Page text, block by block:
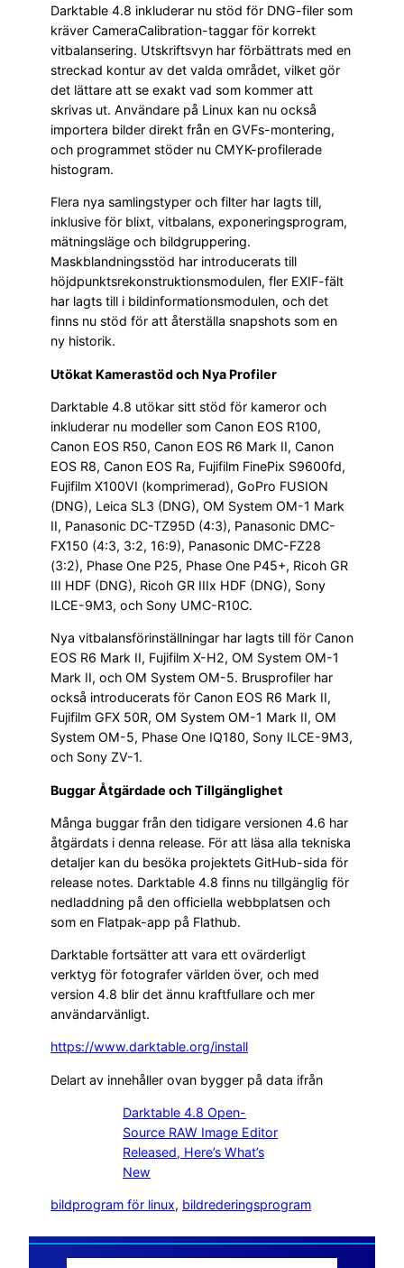
Darktable 4.8 inkluderar nu stöd för DNG-filer som
kräver CameraCalibration-taggar för korrekt
vitbalansering. Utskriftsvyn har förbättrats med en
streckad kontur av det valda området, vilket gör
det lättare att se exakt vad som kommer att
skrivas ut. Användare på Linux kan nu också
importera bilder direkt från en GVFs-montering,
och programmet stöder nu CMYK-profilerade
histogram.
Flera nya samlingstyper och filter har lagts till,
inklusive för blixt, vitbalans, exponeringsprogram,
mätningsläge och bildgruppering.
Maskblandningsstöd har introducerats till
höjdpunktsrekonstruktionsmodulen, fler EXIF-fält
har lagts till i bildinformationsmodulen, och det
finns nu stöd för att återställa snapshots som en
ny historik.
Utökat Kamerastöd och Nya Profiler
Darktable 4.8 utökar sitt stöd för kameror och
inkluderar nu modeller som Canon EOS R100,
Canon EOS R50, Canon EOS R6 Mark II, Canon
EOS R8, Canon EOS Ra, Fujifilm FinePix S9600fd,
Fujifilm X100VI (komprimerad), GoPro FUSION
(DNG), Leica SL3 (DNG), OM System OM-1 Mark
II, Panasonic DC-TZ95D (4:3), Panasonic DMC-
FX150 (4:3, 3:2, 16:9), Panasonic DMC-FZ28
(3:2), Phase One P25, Phase One P45+, Ricoh GR
III HDF (DNG), Ricoh GR IIIx HDF (DNG), Sony
ILCE-9M3, och Sony UMC-R10C.
Nya vitbalansförinställningar har lagts till för Canon
EOS R6 Mark II, Fujifilm X-H2, OM System OM-1
Mark II, och OM System OM-5. Brusprofiler har
också introducerats för Canon EOS R6 Mark II,
Fujifilm GFX 50R, OM System OM-1 Mark II, OM
System OM-5, Phase One IQ180, Sony ILCE-9M3,
och Sony ZV-1.
Buggar Åtgärdade och Tillgänglighet
Många buggar från den tidigare versionen 4.6 har
åtgärdats i denna release. För att läsa alla tekniska
detaljer kan du besöka projektets GitHub-sida för
release notes. Darktable 4.8 finns nu tillgänglig för
nedladdning på den officiella webbplatsen och
som en Flatpak-app på Flathub.
Darktable fortsätter att vara ett ovärderligt
verktyg för fotografer världen över, och med
version 4.8 blir det ännu kraftfullare och mer
användarvänligt.
https://www.darktable.org/install
Delart av innehåller ovan bygger på data ifrån
Darktable 4.8 Open-
Source RAW Image Editor
Released, Here’s What’s
New
bildprogram för linux, bildrederingsprogram